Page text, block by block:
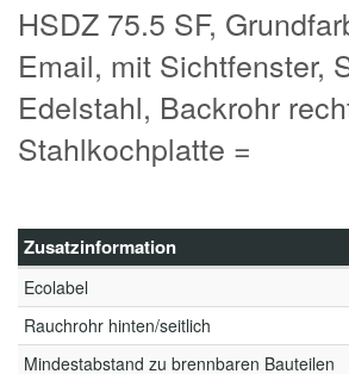
HSDZ 75.5 SF,
Email, mit Sichtfenster,
Edelstahl, Backrohr
Stahlkochplatte =
Zusatzinformation
Ecolabel
Rauchrohr hinten/seitlich
Mindestabstand zu brennbaren Bauteilen